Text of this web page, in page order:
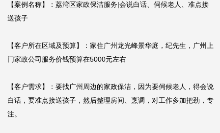
【案例名称】：荔湾区家政保洁服务|会说白话、伺候老人、准点接
送孩子
【客户所在区域及预算】：家住广州龙光峰景华庭，纪先生，广州上
门家政公司服务价钱预算在5000元左右
【客户需求】：要找广州周边的家政保洁，因为要伺候老人，得会说
白话，要准点接送孩子，然后整理房间、烹调，对工作多加把劲，专
注。